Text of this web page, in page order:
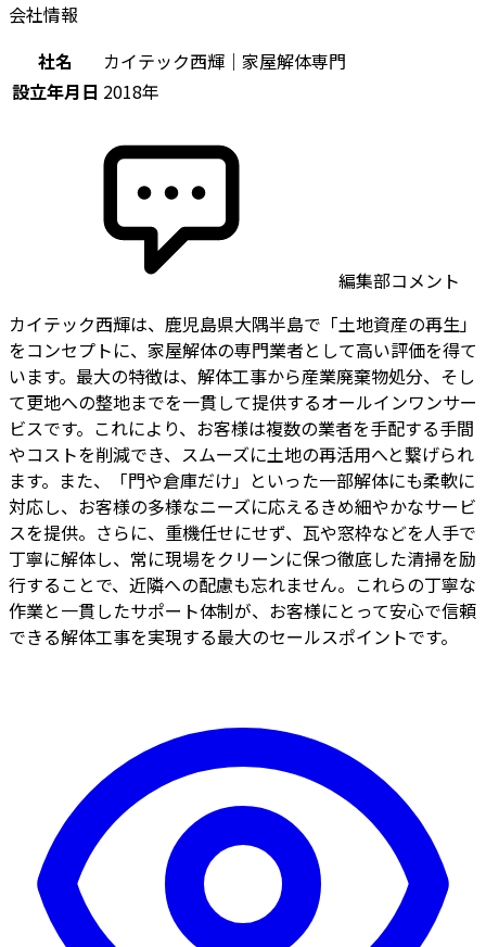
会社情報
社名
カイテック西輝｜家屋解体専門
設立年月日 2018年
編集部コメント
カイテック西輝は、鹿児島県大隅半島で「土地資産の再生」
をコンセプトに、家屋解体の専門業者として高い評価を得て
います。最大の特徴は、解体工事から産業廃棄物処分、そし
て更地への整地までを一貫して提供するオールインワンサー
ビスです。これにより、お客様は複数の業者を手配する手間
やコストを削減でき、スムーズに土地の再活用へと繋げられ
ます。また、「門や倉庫だけ」といった一部解体にも柔軟に
対応し、お客様の多様なニーズに応えるきめ細やかなサービ
スを提供。さらに、重機任せにせず、瓦や窓枠などを人手で
丁寧に解体し、常に現場をクリーンに保つ徹底した清掃を励
行することで、近隣への配慮も忘れません。これらの丁寧な
作業と一貫したサポート体制が、お客様にとって安心で信頼
できる解体工事を実現する最大のセールスポイントです。